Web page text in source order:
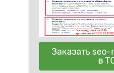
Заказать
в